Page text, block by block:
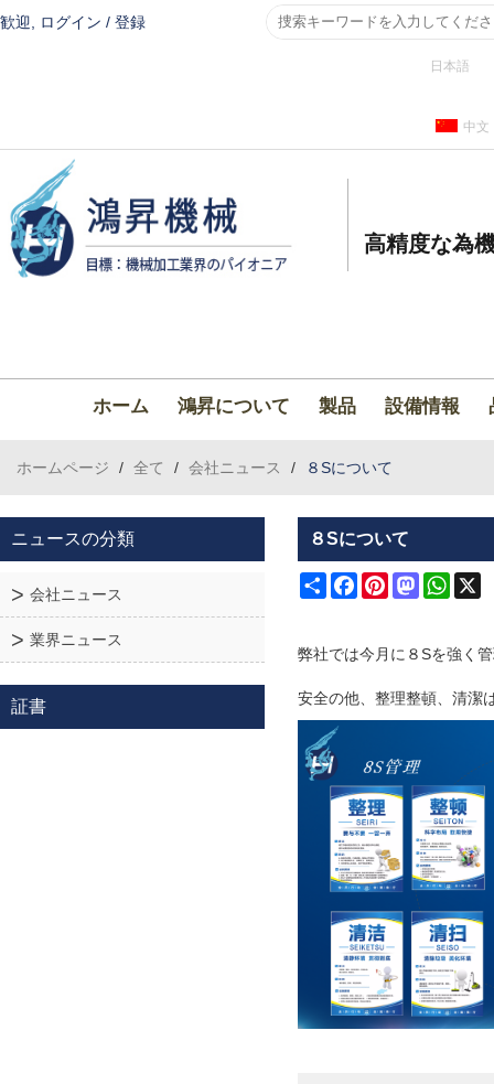
歓迎, ログイン / 登録
日本語
中文
高精度な為
ホーム 鴻昇について 製品 設備情報
ホームページ / 全て / 会社ニュース / ８Sについて
ニュースの分類
会社ニュース
業界ニュース
証書
８Sについて
ShareFacebookPinterestMastodon
弊社では今月に８Sを強く
安全の他、整理整頓、清潔